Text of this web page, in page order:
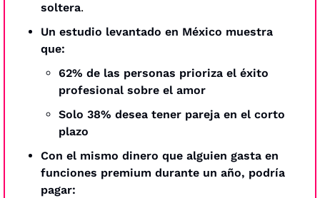
soltera.
Un estudio levantado en México muestra
que:
62% de las personas prioriza el éxito
profesional sobre el amor
Solo 38% desea tener pareja en el corto
plazo
Con el mismo dinero que alguien gasta en
funciones premium durante un año, podría
pagar: